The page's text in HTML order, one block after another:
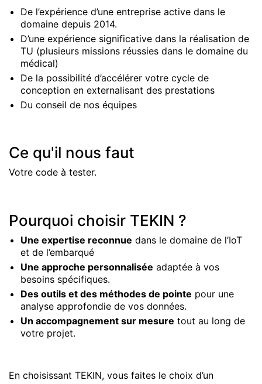
De l’expérience d’une entreprise active dans le
domaine depuis 2014.
D’une expérience significative dans la réalisation de
TU (plusieurs missions réussies dans le domaine du
médical)
De la possibilité d’accélérer votre cycle de
conception en externalisant des prestations
Du conseil de nos équipes
Ce qu'il nous faut
Votre code à tester.
Pourquoi choisir TEKIN ?
Une expertise reconnue dans le domaine de l’IoT
et de l’embarqué
Une approche personnalisée adaptée à vos
besoins spécifiques.
Des outils et des méthodes de pointe pour une
analyse approfondie de vos données.
Un accompagnement sur mesure tout au long de
votre projet.
En choisissant TEKIN, vous faites le choix d’un